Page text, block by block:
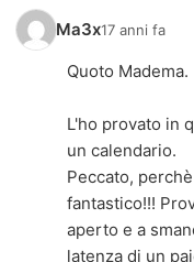
Ma3x17 anni fa
Quoto Madema.
L'ho provato in
un calendario.
Peccato,
fantastico!!!
aperto e a
latenza di un